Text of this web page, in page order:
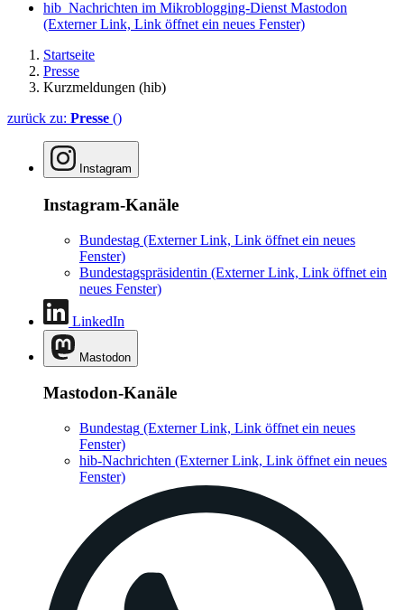
hib_Nachrichten im Mikroblogging-Dienst Mastodon
(Externer Link, Link öffnet ein neues Fenster)
Startseite
Presse
Kurzmeldungen (hib)
zurück zu: Presse ()
Instagram
Instagram-Kanäle
Bundestag (Externer Link, Link öffnet ein neues
Fenster)
Bundestagspräsidentin (Externer Link, Link öffnet ein
neues Fenster)
LinkedIn
Mastodon
Mastodon-Kanäle
Bundestag (Externer Link, Link öffnet ein neues
Fenster)
hib-Nachrichten (Externer Link, Link öffnet ein neues
Fenster)